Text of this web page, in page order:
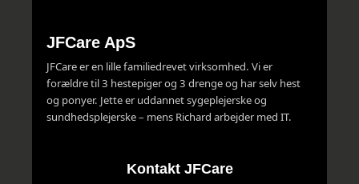
JFCare ApS
JFCare er en lille familiedrevet virksomhed. Vi er
forældre til 3 hestepiger og 3 drenge og har selv hest
og ponyer. Jette er uddannet sygeplejerske og
sundhedsplejerske – mens Richard arbejder med IT.
Kontakt JFCare